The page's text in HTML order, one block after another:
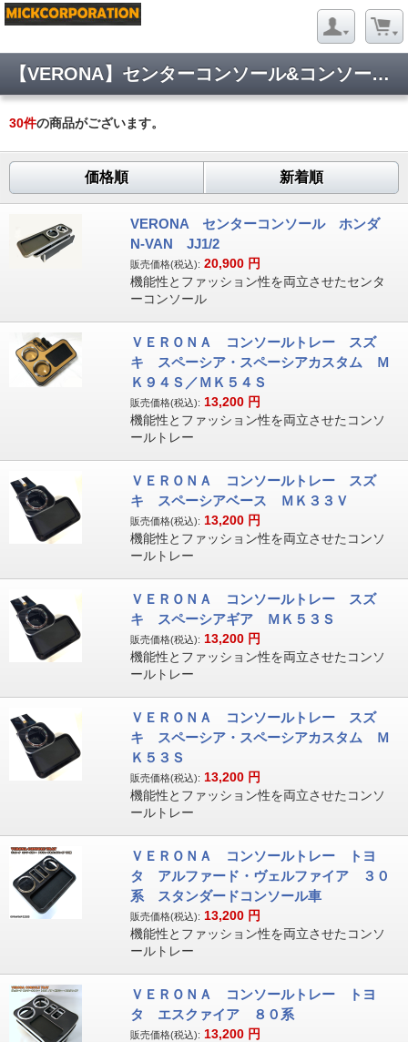
【VERONA】センターコンソール&コンソールトレー
30件の商品がございます。
価格順 新着順
VERONA センターコンソール ホンダ
N-VAN JJ1/2
販売価格(税込): 20,900 円
機能性とファッション性を両立させたセンタ
ーコンソール
ＶＥＲＯＮＡ コンソールトレー スズ
キ スペーシア・スペーシアカスタム Ｍ
Ｋ９４Ｓ／ＭＫ５４Ｓ
販売価格(税込): 13,200 円
機能性とファッション性を両立させたコンソ
ールトレー
ＶＥＲＯＮＡ コンソールトレー スズ
キ スペーシアベース ＭＫ３３Ｖ
販売価格(税込): 13,200 円
機能性とファッション性を両立させたコンソ
ールトレー
ＶＥＲＯＮＡ コンソールトレー スズ
キ スペーシアギア ＭＫ５３Ｓ
販売価格(税込): 13,200 円
機能性とファッション性を両立させたコンソ
ールトレー
ＶＥＲＯＮＡ コンソールトレー スズ
キ スペーシア・スペーシアカスタム Ｍ
Ｋ５３Ｓ
販売価格(税込): 13,200 円
機能性とファッション性を両立させたコンソ
ールトレー
ＶＥＲＯＮＡ コンソールトレー トヨ
タ アルファード・ヴェルファイア ３０
系 スタンダードコンソール車
販売価格(税込): 13,200 円
機能性とファッション性を両立させたコンソ
ールトレー
ＶＥＲＯＮＡ コンソールトレー トヨ
タ エスクァイア ８０系
販売価格(税込): 13,200 円